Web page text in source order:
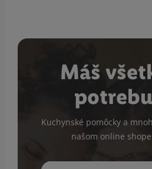
Máš
Kuchynské pomôcky a
našom online